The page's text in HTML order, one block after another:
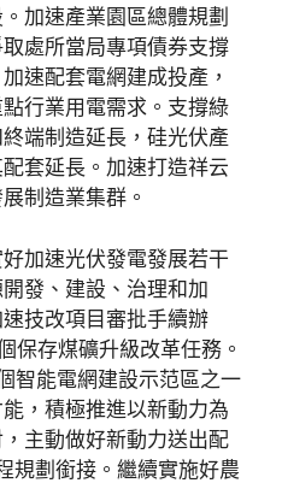
加速產業園區總體規劃
處所當局專項債券支撐
速配套電網建成投產，
行業用電需求。支撐綠
端制造延長，硅光伏產
套延長。加速打造祥云
制造業集群。
加速光伏發電發展若干
發、建設、治理和加
技改項目審批手續辦
保存煤礦升級改革任務。
智能電網建設示范區之一
，積極推進以新動力為
主動做好新動力送出配
規劃銜接。繼續實施好農